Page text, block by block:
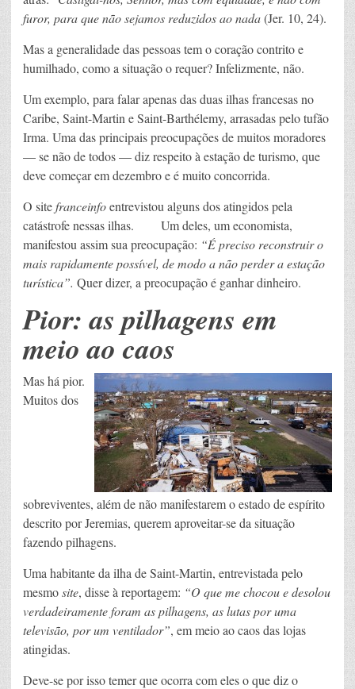
furor, para que não sejamos reduzidos ao nada(Jer. 10, 24).
Mas a generalidade das pessoas tem o coração contrito e
humilhado, como a situação o requer? Infelizmente, não.
Um exemplo, para falar apenas das duas ilhas francesas no
Caribe, Saint-Martin e Saint-Barthélemy, arrasadas pelo tufão
Irma. Uma das principais preocupações de muitos moradores
— se não de todos — diz respeito à estação de turismo, que
deve começar em dezembro e é muito concorrida.
O sitefranceinfoentrevistou alguns dos atingidos pela
catástrofe nessas ilhas. Um deles, um economista,
manifestou assim sua preocupação: “É preciso reconstruir o
mais rapidamente possível, de modo a não perder a estação
turística”. Quer dizer, a preocupação é ganhar dinheiro.
Pior: as pilhagens em
meio ao caos
Mas há pior.
Muitos dos
sobreviventes, além de não manifestarem o estado de espírito
descrito por Jeremias, querem aproveitar-se da situação
fazendo pilhagens.
Uma habitante da ilha de Saint-Martin, entrevistada pelo
mesmosite, disse à reportagem: “O que me chocou e desolou
verdadeiramente foram as pilhagens, as lutas por uma
televisão, por um ventilador”, em meio ao caos das lojas
atingidas.
Deve-se por isso temer que ocorra com eles o que diz o